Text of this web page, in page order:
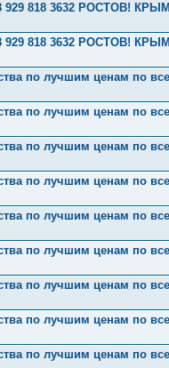
8 929 818 3632 РОСТОВ!
8 929 818 3632 РОСТОВ!
по лучшим ценам по
по лучшим ценам по
по лучшим ценам по
по лучшим ценам по
по лучшим ценам по
по лучшим ценам по
по лучшим ценам по
по лучшим ценам по
по лучшим ценам по